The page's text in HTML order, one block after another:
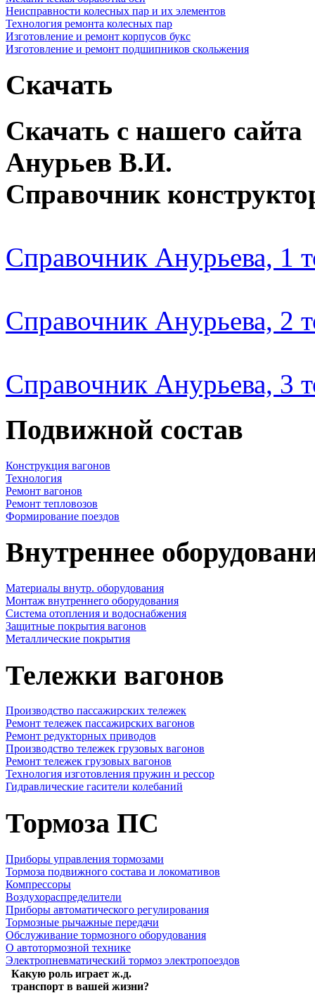
Неисправности колесных пар и их элементов
Технология ремонта колесных пар
Изготовление и ремонт корпусов букс
Изготовление и ремонт подшипников скольжения
Скачать
Скачать с нашего сайта
Анурьев В.И.
Справочник
Справочник Анурьева, 1
Справочник Анурьева, 2
Справочник Анурьева, 3
Подвижной состав
Конструкция вагонов
Технология
Ремонт вагонов
Ремонт тепловозов
Формирование поездов
Внутреннее
Материалы внутр. оборудования
Монтаж внутреннего оборудования
Cистема отопления и водоснабжения
Защитные покрытия вагонов
Металлические покрытия
Тележки вагонов
Производство пассажирских тележек
Ремонт тележек пассажирских вагонов
Ремонт редукторных приводов
Производство тележек грузовых вагонов
Ремонт тележек грузовых вагонов
Технология изготовления пружин и рессор
Гидравлические гасители колебаний
Тормоза ПС
Приборы управления тормозами
Тормоза подвижного состава и локомативов
Компрессоры
Воздухораспределители
Приборы автоматического регулирования
Тормозные рычажные передачи
Обслуживание тормозного оборудования
О автотормозной технике
Электропневматический тормоз электропоездов
Какую роль играет ж.д.
транспорт в вашей жизни?